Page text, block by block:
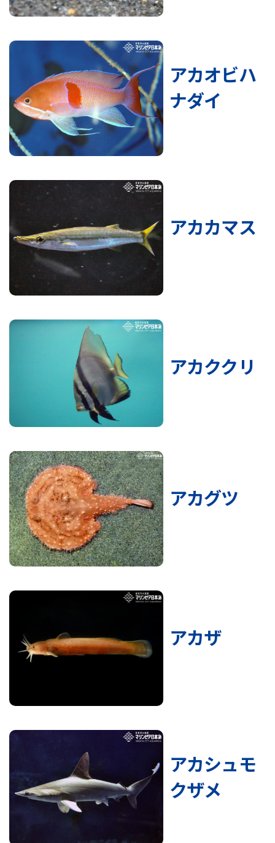
アカオビハ
ナダイ
アカカマス
アカククリ
アカグツ
アカザ
アカシュモ
クザメ